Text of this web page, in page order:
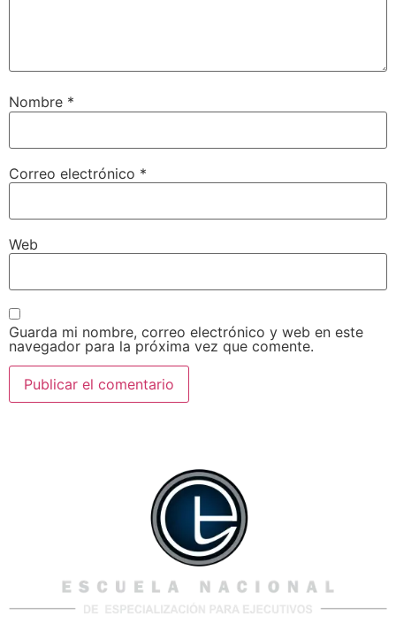
Nombre *
Correo electrónico *
Web
Guarda mi nombre, correo electrónico y web en este
navegador para la próxima vez que comente.